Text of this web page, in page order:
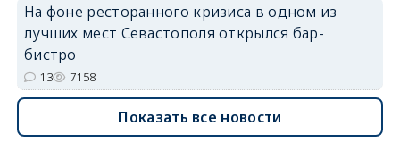
На фоне ресторанного кризиса в одном из
лучших мест Севастополя открылся бар-
бистро
13 7158
Показать все новости